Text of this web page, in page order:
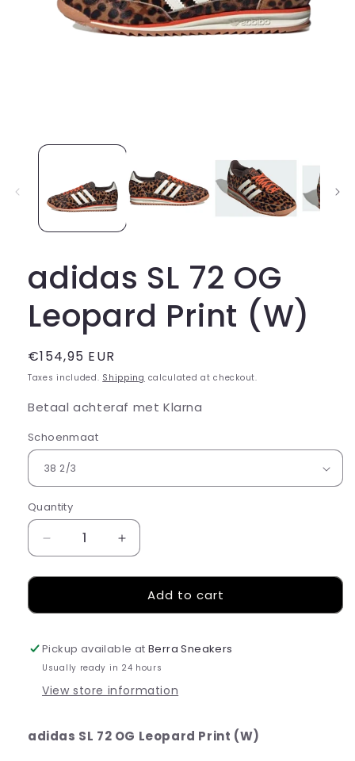
adidas SL 72 OG
Leopard Print (W)
Regular
price
€154,95 EUR
Taxes included. Shipping calculated at checkout.
Betaal achteraf met Klarna
Schoenmaat
Quantity
Decrease
quantity
for
SL
OG
Leopard
Print
(W)
Increase
quantity
for
adidas
SL
OG
Leopard
(W)
Add to cart
Pickup available atBerra Sneakers
Usually ready in 24 hours
View store information
adidas SL 72 OG Leopard Print (W)